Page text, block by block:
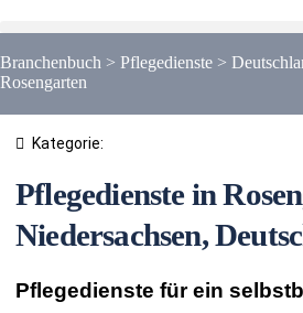
Branchenbuch > Pflegedienste >
Rosengarten
Kategorie:
Pflegedienste in
Niedersachsen,
Pflegedienste für ein